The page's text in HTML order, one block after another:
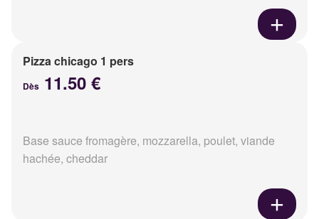
Pizza chicago 1 pers
Dès 11.50 €
Base sauce fromagère, mozzarella, poulet, viande
hachée, cheddar